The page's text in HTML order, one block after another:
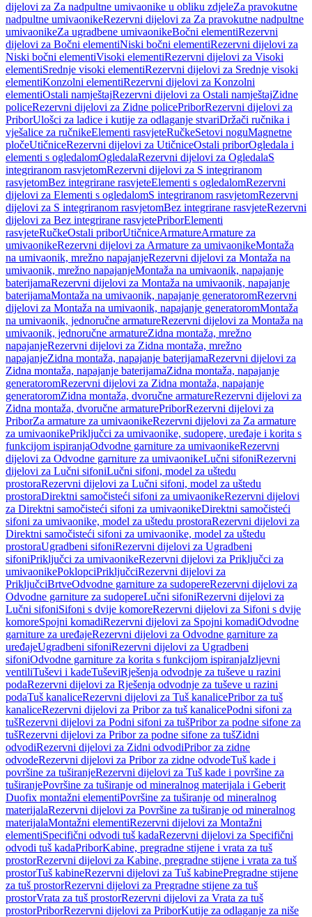
dijelovi za Za nadpultne umivaonike u obliku zdjeleZa pravokutne
nadpultne umivaonikeRezervni dijelovi za Za pravokutne nadpultne
umivaonikeZa ugradbene umivaonikeBočni elementiRezervni
dijelovi za Bočni elementiNiski bočni elementiRezervni dijelovi za
Niski bočni elementiVisoki elementiRezervni dijelovi za Visoki
elementiSrednje visoki elementiRezervni dijelovi za Srednje visoki
elementiKonzolni elementiRezervni dijelovi za Konzolni
elementiOstali namještajRezervni dijelovi za Ostali namještajZidne
policeRezervni dijelovi za Zidne policePriborRezervni dijelovi za
PriborUlošci za ladice i kutije za odlaganje stvariDržači ručnika i
vješalice za ručnikeElementi rasvjeteRučkeSetovi noguMagnetne
pločeUtičniceRezervni dijelovi za UtičniceOstali priborOgledala i
elementi s ogledalomOgledalaRezervni dijelovi za OgledalaS
integriranom rasvjetomRezervni dijelovi za S integriranom
rasvjetomBez integrirane rasvjeteElementi s ogledalomRezervni
dijelovi za Elementi s ogledalomS integriranom rasvjetomRezervni
dijelovi za S integriranom rasvjetomBez integrirane rasvjeteRezervni
dijelovi za Bez integrirane rasvjetePriborElementi
rasvjeteRučkeOstali priborUtičniceArmatureArmature za
umivaonikeRezervni dijelovi za Armature za umivaonikeMontaža
na umivaonik, mrežno napajanjeRezervni dijelovi za Montaža na
umivaonik, mrežno napajanjeMontaža na umivaonik, napajanje
baterijamaRezervni dijelovi za Montaža na umivaonik, napajanje
baterijamaMontaža na umivaonik, napajanje generatoromRezervni
dijelovi za Montaža na umivaonik, napajanje generatoromMontaža
na umivaonik, jednoručne armatureRezervni dijelovi za Montaža na
umivaonik, jednoručne armatureZidna montaža, mrežno
napajanjeRezervni dijelovi za Zidna montaža, mrežno
napajanjeZidna montaža, napajanje baterijamaRezervni dijelovi za
Zidna montaža, napajanje baterijamaZidna montaža, napajanje
generatoromRezervni dijelovi za Zidna montaža, napajanje
generatoromZidna montaža, dvoručne armatureRezervni dijelovi za
Zidna montaža, dvoručne armaturePriborRezervni dijelovi za
PriborZa armature za umivaonikeRezervni dijelovi za Za armature
za umivaonikePriključci za umivaonike, sudopere, uređaje i korita s
funkcijom ispiranjaOdvodne garniture za umivaonikeRezervni
dijelovi za Odvodne garniture za umivaonikeLučni sifoniRezervni
dijelovi za Lučni sifoniLučni sifoni, model za uštedu
prostoraRezervni dijelovi za Lučni sifoni, model za uštedu
prostoraDirektni samočisteći sifoni za umivaonikeRezervni dijelovi
za Direktni samočisteći sifoni za umivaonikeDirektni samočisteći
sifoni za umivaonike, model za uštedu prostoraRezervni dijelovi za
Direktni samočisteći sifoni za umivaonike, model za uštedu
prostoraUgradbeni sifoniRezervni dijelovi za Ugradbeni
sifoniPriključci za umivaonikeRezervni dijelovi za Priključci za
umivaonikePoklopciPriključciRezervni dijelovi za
PriključciBrtveOdvodne garniture za sudopereRezervni dijelovi za
Odvodne garniture za sudopereLučni sifoniRezervni dijelovi za
Lučni sifoniSifoni s dvije komoreRezervni dijelovi za Sifoni s dvije
komoreSpojni komadiRezervni dijelovi za Spojni komadiOdvodne
garniture za uređajeRezervni dijelovi za Odvodne garniture za
uređajeUgradbeni sifoniRezervni dijelovi za Ugradbeni
sifoniOdvodne garniture za korita s funkcijom ispiranjaIzljevni
ventiliTuševi i kadeTuševiRješenja odvodnje za tuševe u razini
podaRezervni dijelovi za Rješenja odvodnje za tuševe u razini
podaTuš kanaliceRezervni dijelovi za Tuš kanalicePribor za tuš
kanaliceRezervni dijelovi za Pribor za tuš kanalicePodni sifoni za
tušRezervni dijelovi za Podni sifoni za tušPribor za podne sifone za
tušRezervni dijelovi za Pribor za podne sifone za tušZidni
odvodiRezervni dijelovi za Zidni odvodiPribor za zidne
odvodeRezervni dijelovi za Pribor za zidne odvodeTuš kade i
površine za tuširanjeRezervni dijelovi za Tuš kade i površine za
tuširanjePovršine za tuširanje od mineralnog materijala i Geberit
Duofix montažni elementiPovršine za tuširanje od mineralnog
materijalaRezervni dijelovi za Površine za tuširanje od mineralnog
materijalaMontažni elementiRezervni dijelovi za Montažni
elementiSpecifični odvodi tuš kadaRezervni dijelovi za Specifični
odvodi tuš kadaPriborKabine, pregradne stijene i vrata za tuš
prostorRezervni dijelovi za Kabine, pregradne stijene i vrata za tuš
prostorTuš kabineRezervni dijelovi za Tuš kabinePregradne stijene
za tuš prostorRezervni dijelovi za Pregradne stijene za tuš
prostorVrata za tuš prostorRezervni dijelovi za Vrata za tuš
prostorPriborRezervni dijelovi za PriborKutije za odlaganje za niše